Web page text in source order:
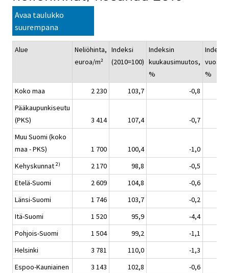
Avaa taulukko
suurempana
Alue
Neliöhinta,
euroa/m²
Indeksi
(2010=100)
Indeksin
kuukausimuutos,
%
%
Koko maa
2 230 103,7
-0,8
Pääkaupunkiseutu
(PKS)
3 414 107,4
-0,7
Muu Suomi (koko
maa - PKS)
1 700 100,4
-1,0
Kehyskunnat 2) 2 170 98,8
-0,5
Etelä-Suomi
2 609 104,8
-0,6
Länsi-Suomi
1 746 103,7
-0,2
Itä-Suomi
1 520 95,9
-4,4
Pohjois-Suomi
1 504 99,2
-1,1
Helsinki
3 781 110,0
-1,3
Espoo-Kauniainen
3 143 102,8
-0,6